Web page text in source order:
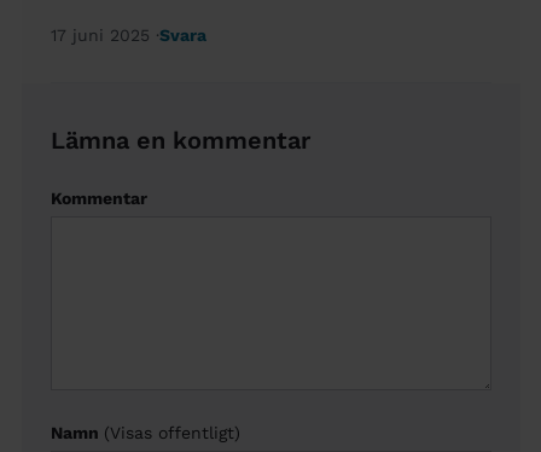
17 juni 2025 Svara
Lämna en kommentar
Kommentar
Namn (Visas offentligt)